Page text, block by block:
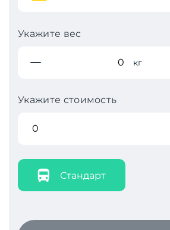
Укажите вес
кг
Укажите стоимость
Стандарт